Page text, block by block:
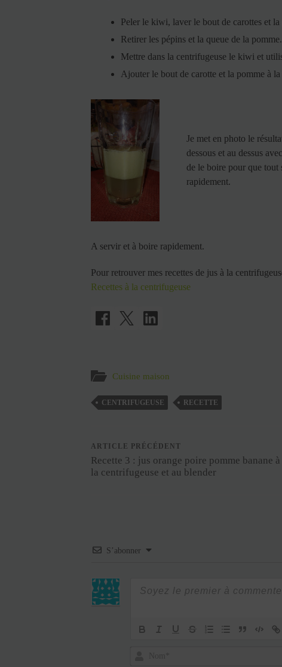
Peler le kiwi, laver le bout de carottes et la
Retirer les pépins et la queue de la pomme.
Mettre dans la centrifugeuse le kiwi et
Ajouter le bout de carotte et la pomme à la
Je met en photo le
dessous et au dessus
de le boire pour que tout
rapidement.
A servir et à boire rapidement.
Pour retrouver mes recettes de jus à la
Recettes à la centrifugeuse
Cuisine maison
CENTRIFUGEUSE RECETTE
ARTICLE PRÉCÉDENT
Recette 3 : jus orange poire pomme banane à
la centrifugeuse et au blender
S’abonner